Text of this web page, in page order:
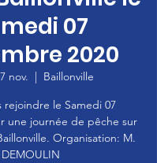
07
2020
nov.
  |
Baillonville
rejoindre le Samedi 07
une journée de pêche sur
Organisation: M.
DEMOULIN